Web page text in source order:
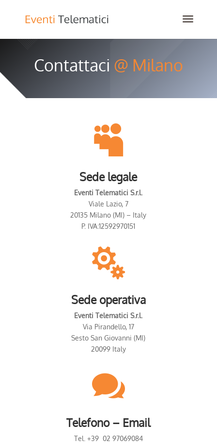
Contattaci @ Milano

Sede legale
Eventi Telematici S.r.l.
Viale Lazio, 7
20135 Milano (MI) – Italy
P. IVA:12592970151

Sede operativa
Eventi Telematici S.r.l.
Via Pirandello, 17
Sesto San Giovanni (MI)
20099 Italy

Telefono – Email
Tel. +39 02 97069084